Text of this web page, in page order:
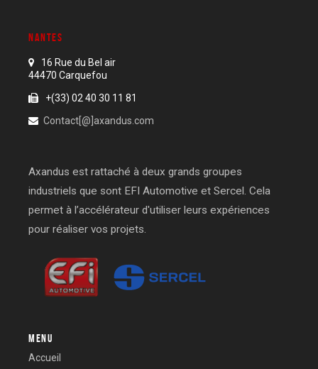
NANTES
16 Rue du Bel air
44470 Carquefou
+(33) 02 40 30 11 81
Contact[@]axandus.com
Axandus est rattaché à deux grands groupes
industriels que sont EFI Automotive et Sercel. Cela
permet à l’accélérateur d'utiliser leurs expériences
pour réaliser vos projets.
MENU
Accueil